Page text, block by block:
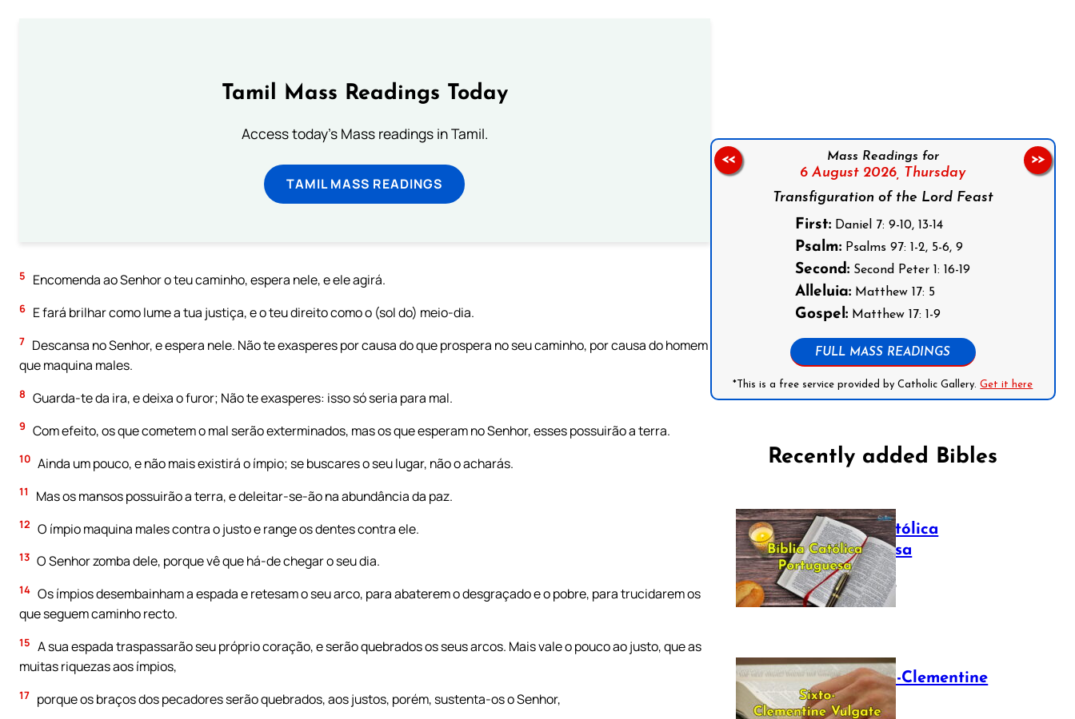
Tamil Mass Readings Today
Access today's Mass readings in Tamil.
TAMIL MASS READINGS
5 Encomenda ao Senhor o teu caminho, espera nele, e ele agirá.
6 E fará brilhar como lume a tua justiça, e o teu direito como o (sol do) meio-dia.
7 Descansa no Senhor, e espera nele. Não te exasperes por causa do que prospera no seu caminho, por causa do homem
que maquina males.
8 Guarda-te da ira, e deixa o furor; Não te exasperes: isso só seria para mal.
9 Com efeito, os que cometem o mal serão exterminados, mas os que esperam no Senhor, esses possuirão a terra.
10 Ainda um pouco, e não mais existirá o ímpio; se buscares o seu lugar, não o acharás.
11 Mas os mansos possuirão a terra, e deleitar-se-ão na abundância da paz.
12 O ímpio maquina males contra o justo e range os dentes contra ele.
13 O Senhor zomba dele, porque vê que há-de chegar o seu dia.
14 Os ímpios desembainham a espada e retesam o seu arco, para abaterem o desgraçado e o pobre, para trucidarem os
que seguem caminho recto.
15 A sua espada traspassarão seu próprio coração, e serão quebrados os seus arcos. Mais vale o pouco ao justo, que as
muitas riquezas aos ímpios,
17 porque os braços dos pecadores serão quebrados, aos justos, porém, sustenta-os o Senhor,
Mass Readings for
6 August 2026, Thursday
Transfiguration of the Lord Feast
First: Daniel 7: 9-10, 13-14
Psalm: Psalms 97: 1-2, 5-6, 9
Second: Second Peter 1: 16-19
Alleluia: Matthew 17: 5
Gospel: Matthew 17: 1-9
FULL MASS READINGS
*This is a free service provided by Catholic Gallery.Get it here
<< >>
Recently added Bibles
Bíblia Católica
Portuguesa
July 16, 2025
The Sixto-Clementine
Vulgate